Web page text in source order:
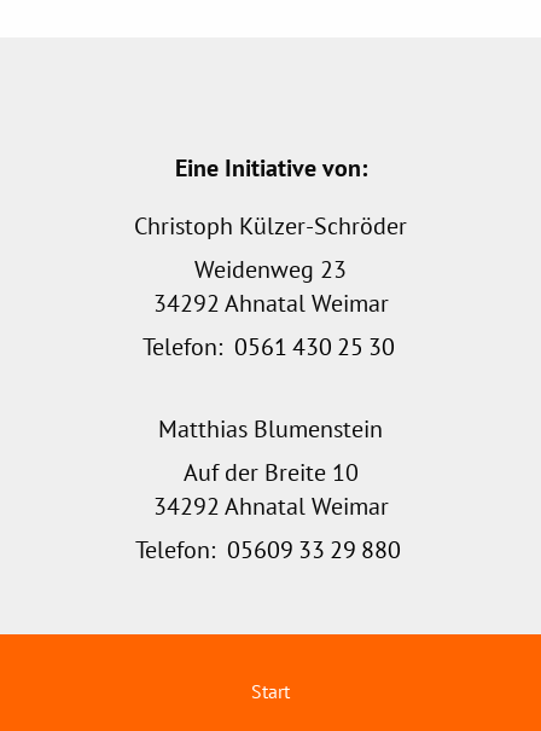
Eine Initiative von:
Christoph Külzer-Schröder
Weidenweg 23
34292 Ahnatal Weimar
Telefon: 0561430 25 30
Matthias Blumenstein
Auf der Breite 10
34292 Ahnatal Weimar
Telefon: 05609 33 29 880
Start